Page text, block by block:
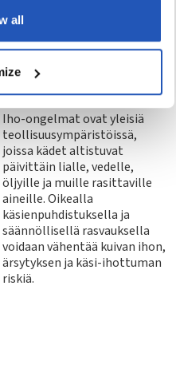
all
Iho-ongelmat
teollisuudessa
Iho-ongelmat ovat yleisiä
teollisuusympäristöissä,
joissa kädet altistuvat
päivittäin lialle, vedelle,
öljyille ja muille rasittaville
aineille. Oikealla
käsienpuhdistuksella ja
säännöllisellä rasvauksella
voidaan vähentää kuivan ihon,
ärsytyksen ja käsi-ihottuman
riskiä.